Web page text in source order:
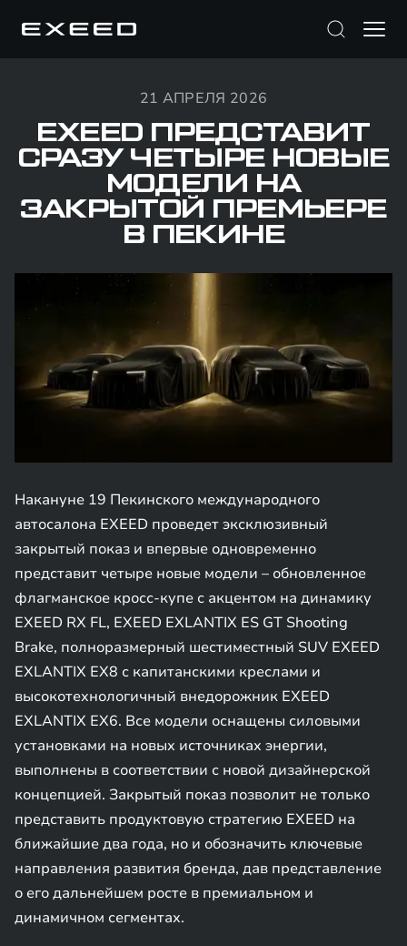
21 АПРЕЛЯ 2026
EXEED ПРЕДСТАВИТ
СРАЗУ ЧЕТЫРЕ НОВЫЕ
МОДЕЛИ НА
ЗАКРЫТОЙ ПРЕМЬЕРЕ
В ПЕКИНЕ
Накануне 19 Пекинского международного
автосалона EXEED проведет эксклюзивный
закрытый показ и впервые одновременно
представит четыре новые модели – обновленное
флагманское кросс-купе с акцентом на динамику
EXEED RX FL, EXEED EXLANTIX ES GT Shooting
Brake, полноразмерный шестиместный SUV EXEED
EXLANTIX EX8 с капитанскими креслами и
высокотехнологичный внедорожник EXEED
EXLANTIX EX6. Все модели оснащены силовыми
установками на новых источниках энергии,
выполнены в соответствии с новой дизайнерской
концепцией. Закрытый показ позволит не только
представить продуктовую стратегию EXEED на
ближайшие два года, но и обозначить ключевые
направления развития бренда, дав представление
о его дальнейшем росте в премиальном и
динамичном сегментах.